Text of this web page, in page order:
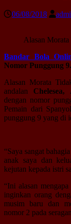
06/08/2018
Alasan
Bandar Bola
Nomor Punggung 9.
Alasan Morata
andalan
dengan nomor
Pemain dari
punggung 9 yang di
“Saya sangat
anak saya dan
kejutan kepada istri
“Ini alasan
inginkan orang
musim baru dan
nomor 2 pada